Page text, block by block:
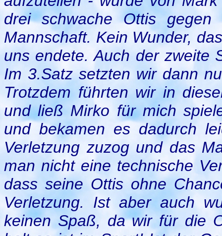
drei schwache Ottis
Mannschaft. Kein Wunder,
uns endete. Auch der zweite
Im 3.Satz setzten wir dann
Trotzdem führten wir in
und ließ Mirko für mich
und bekamen es dadurch
Verletzung zuzog und das
man nicht eine technische
dass seine Ottis ohne
Verletzung. Ist aber auch
keinen Spaß, da wir für die